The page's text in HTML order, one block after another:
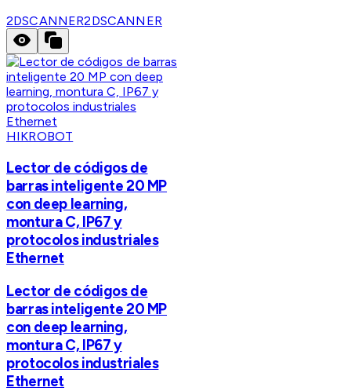
2DSCANNER2DSCANNER
HIKROBOT
Lector de códigos de
barras inteligente 20 MP
con deep learning,
montura C, IP67 y
protocolos industriales
Ethernet
Lector de códigos de
barras inteligente 20 MP
con deep learning,
montura C, IP67 y
protocolos industriales
Ethernet